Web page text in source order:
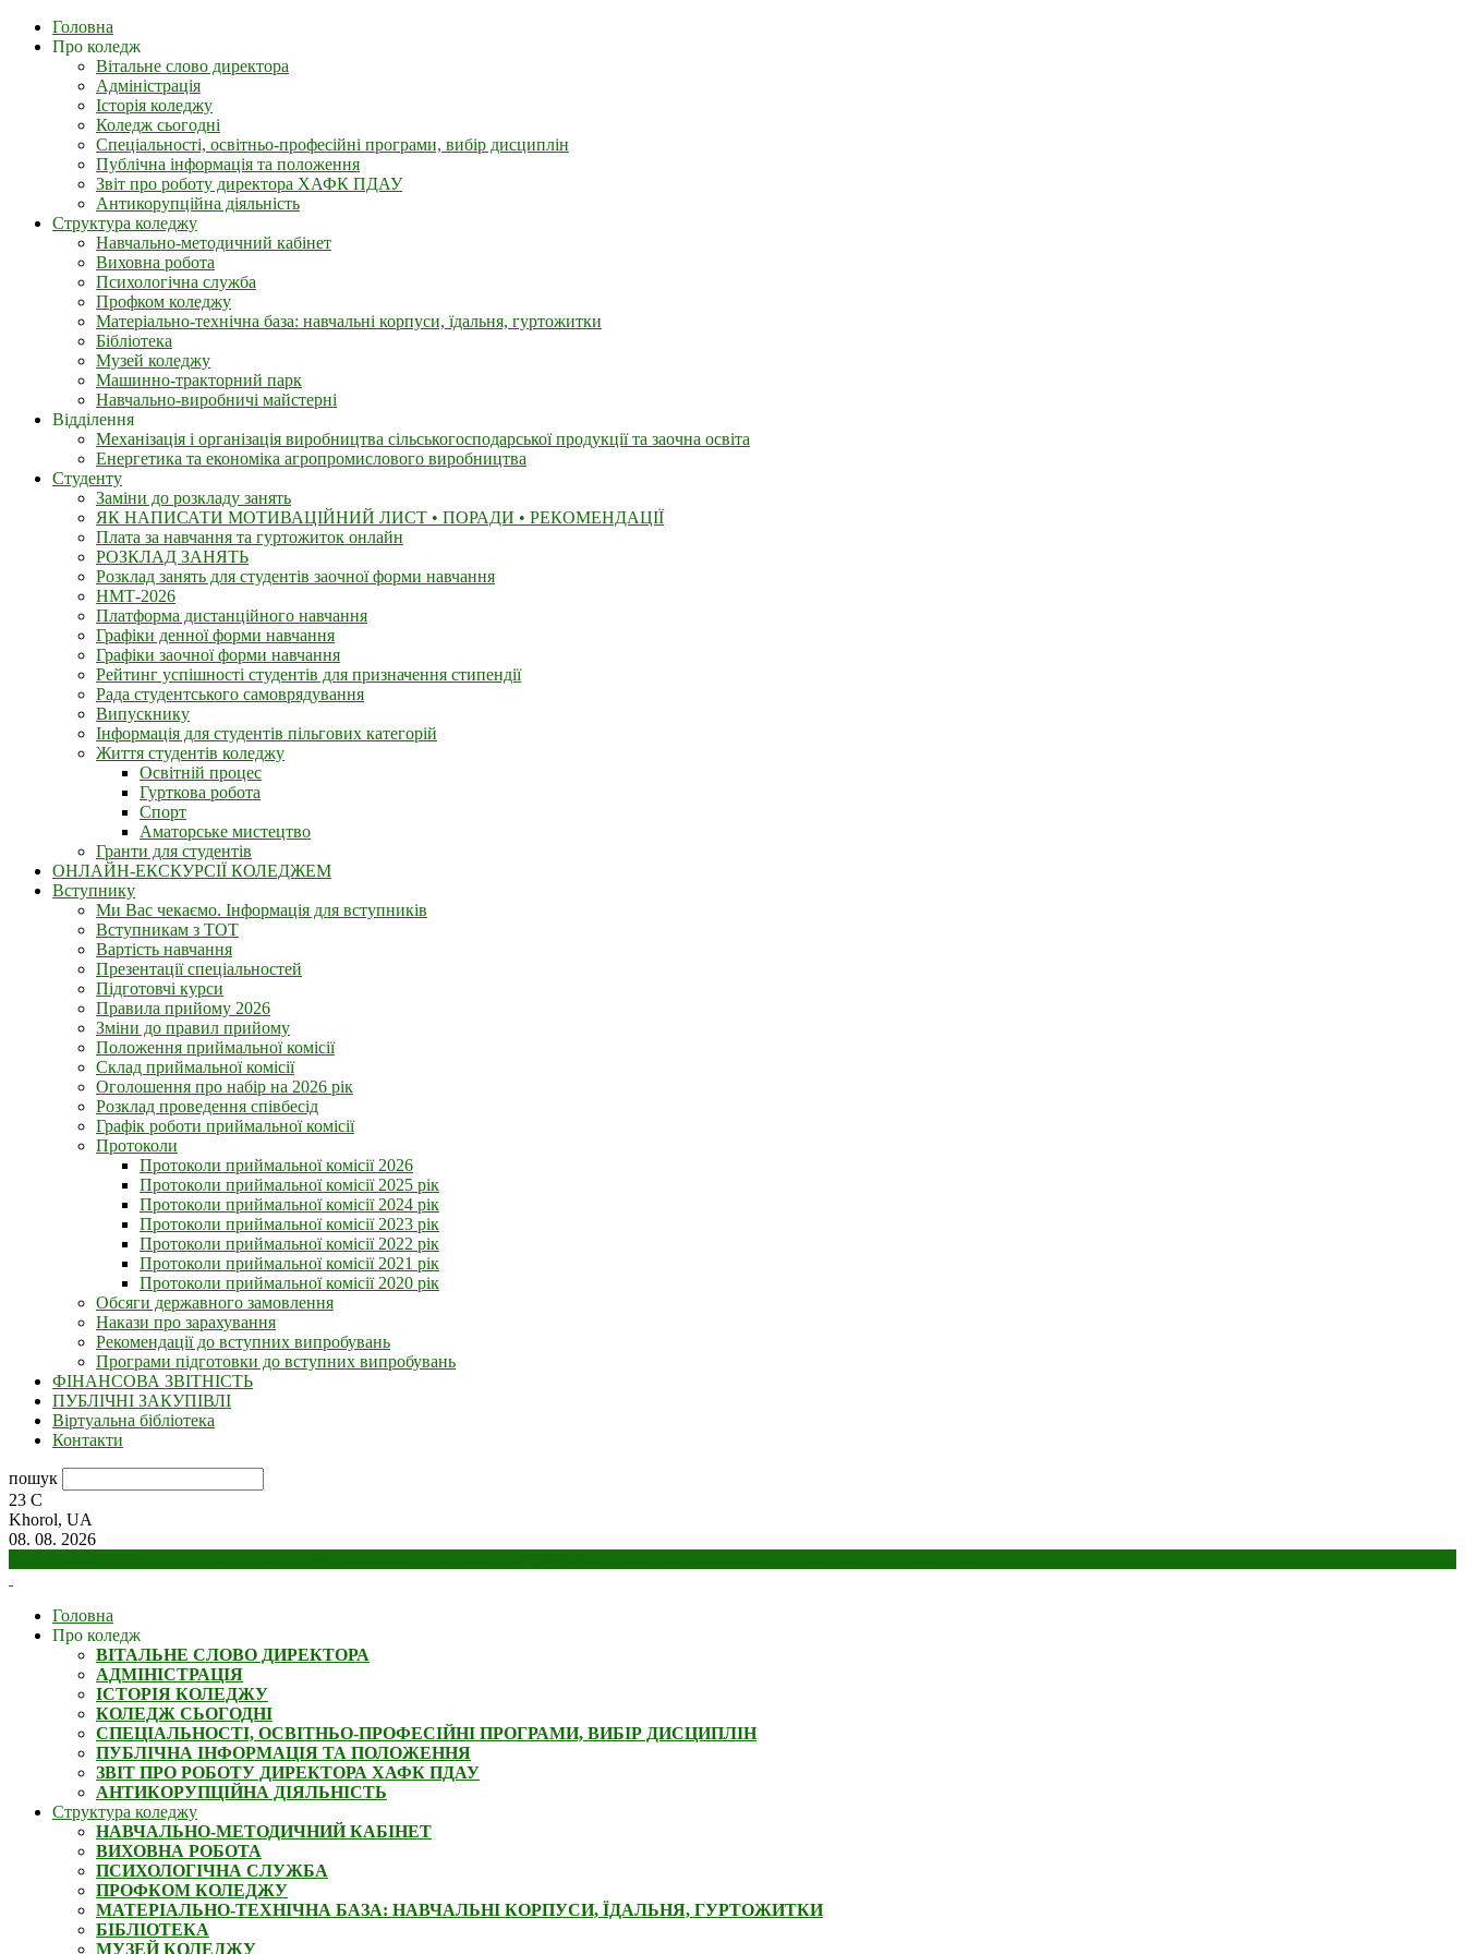
Головна
Про коледж
Вітальне слово директора
Адміністрація
Історія коледжу
Коледж сьогодні
Спеціальності, освітньо-професійні програми, вибір дисциплін
Публічна інформація та положення
Звіт про роботу директора ХАФК ПДАУ
Антикорупційна діяльність
Структура коледжу
Навчально-методичний кабінет
Виховна робота
Психологічна служба
Профком коледжу
Матеріально-технічна база: навчальні корпуси, їдальня, гуртожитки
Бібліотека
Музей коледжу
Машинно-тракторний парк
Навчально-виробничі майстерні
Відділення
Механізація і організація виробництва сільськогосподарської продукції та заочна освіта
Енергетика та економіка агропромислового виробництва
Студенту
Заміни до розкладу занять
ЯК НАПИСАТИ МОТИВАЦІЙНИЙ ЛИСТ • ПОРАДИ • РЕКОМЕНДАЦІЇ
Плата за навчання та гуртожиток онлайн
РОЗКЛАД ЗАНЯТЬ
Розклад занять для студентiв заочної форми навчання
НМТ-2026
Платформа дистанційного навчання
Графіки денної форми навчання
Графіки заочної форми навчання
Рейтинг успішності студентів для призначення стипендії
Рада студентського самоврядування
Випускнику
Інформація для студентів пільгових категорій
Життя студентів коледжу
Освітній процес
Гурткова робота
Спорт
Аматорське мистецтво
Гранти для студентів
ОНЛАЙН-ЕКСКУРСІЇ КОЛЕДЖЕМ
Вступнику
Ми Вас чекаємо. Інформація для вступників
Вступникам з ТОТ
Вартість навчання
Презентації спеціальностей
Підготовчі курси
Правила прийому 2026
Зміни до правил прийому
Положення приймальної комісії
Склад приймальної комісії
Оголошення про набір на 2026 рік
Розклад проведення співбесід
Графік роботи приймальної комісії
Протоколи
Протоколи приймальної комісії 2026
Протоколи приймальної комісії 2025 рік
Протоколи приймальної комісії 2024 рік
Протоколи приймальної комісії 2023 рік
Протоколи приймальної комісії 2022 рік
Протоколи приймальної комісії 2021 рік
Протоколи приймальної комісії 2020 рік
Обсяги державного замовлення
Накази про зарахування
Рекомендації до вступних випробувань
Програми підготовки до вступних випробувань
ФІНАНСОВА ЗВІТНІСТЬ
ПУБЛІЧНІ ЗАКУПІВЛІ
Віртуальна бібліотека
Контакти
пошук
23 C
Khorol, UA
08. 08. 2026
Головна
Про коледж
ВІТАЛЬНЕ СЛОВО ДИРЕКТОРА
АДМІНІСТРАЦІЯ
ІСТОРІЯ КОЛЕДЖУ
КОЛЕДЖ СЬОГОДНІ
СПЕЦІАЛЬНОСТІ, ОСВІТНЬО-ПРОФЕСІЙНІ ПРОГРАМИ, ВИБІР ДИСЦИПЛІН
ПУБЛІЧНА ІНФОРМАЦІЯ ТА ПОЛОЖЕННЯ
ЗВІТ ПРО РОБОТУ ДИРЕКТОРА ХАФК ПДАУ
АНТИКОРУПЦІЙНА ДІЯЛЬНІСТЬ
Структура коледжу
НАВЧАЛЬНО-МЕТОДИЧНИЙ КАБІНЕТ
ВИХОВНА РОБОТА
ПСИХОЛОГІЧНА СЛУЖБА
ПРОФКОМ КОЛЕДЖУ
МАТЕРІАЛЬНО-ТЕХНІЧНА БАЗА: НАВЧАЛЬНІ КОРПУСИ, ЇДАЛЬНЯ, ГУРТОЖИТКИ
БІБЛІОТЕКА
МУЗЕЙ КОЛЕДЖУ